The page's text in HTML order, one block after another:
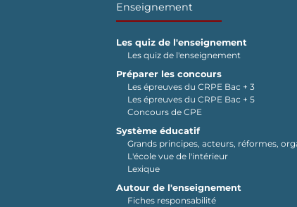
Enseignement
Les quiz de l'enseignement
Les quiz de l'enseignement
Préparer les concours
Les épreuves du CRPE Bac + 3
Les épreuves du CRPE Bac + 5
Concours de CPE
Système éducatif
Grands principes, acteurs, réformes,
L'école vue de l'intérieur
Lexique
Autour de l'enseignement
Fiches responsabilité